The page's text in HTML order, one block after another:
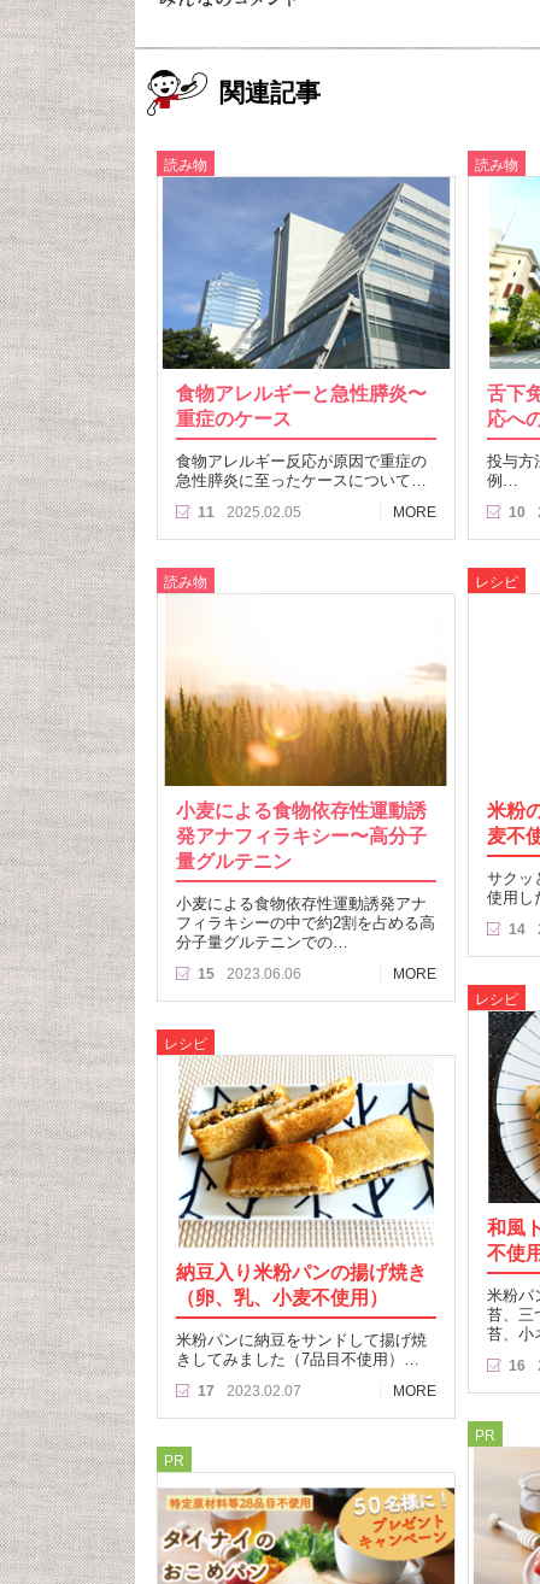
関連記事
読み物
食物アレルギーと急性膵炎〜
重症のケース
食物アレルギー反応が原因で重症の
急性膵炎に至ったケースについて…
11 2025.02.05 MORE
読み物
舌下
応へ
投与方
例…
10
読み物
小麦による食物依存性運動誘
発アナフィラキシー〜高分子
量グルテニン
小麦による食物依存性運動誘発アナ
フィラキシーの中で約2割を占める高
分子量グルテニンでの…
15 2023.06.06 MORE
レシピ
米粉
麦不
サクッ
使用
14
レシピ
和風
不使
米粉パ
苔、三
苔、小
16
レシピ
納豆入り米粉パンの揚げ焼き
（卵、乳、小麦不使用）
米粉パンに納豆をサンドして揚げ焼
きしてみました（7品目不使用）…
17 2023.02.07 MORE
PR
PR